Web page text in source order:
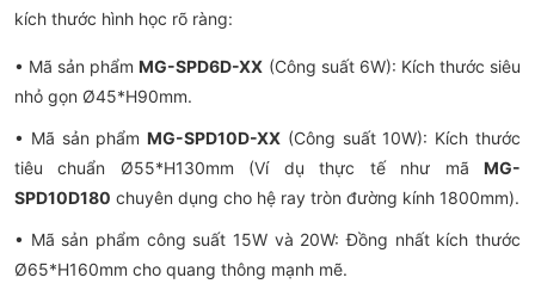
kích thước hình học rõ ràng:
• Mã sản phẩmMG-SPD6D-XX (Công suất 6W): Kích thước siêu
nhỏ gọn Ø45*H90mm.
• Mã sản phẩmMG-SPD10D-XX (Công suất 10W): Kích thước
tiêu chuẩn Ø55*H130mm (Ví dụ thực tế như mã MG-
SPD10D180 chuyên dụng cho hệ ray tròn đường kính 1800mm).
• Mã sản phẩm công suất 15W và 20W: Đồng nhất kích thước
Ø65*H160mm cho quang thông mạnh mẽ.